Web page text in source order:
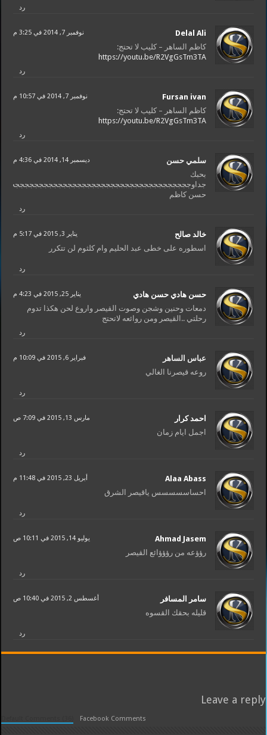
رد
Delal Ali نوفمبر 7, 2014 في 3:25 م
كاظم الساهر – كليب لا تحتج:
https://youtu.be/R2VgGsTm3TA
رد
Fursan ivan نوفمبر 7, 2014 في 10:57 م
كاظم الساهر – كليب لا تحتج:
https://youtu.be/R2VgGsTm3TA
رد
سلمي حسن ديسمبر 14, 2014 في 4:36 م
بحبك
حسن كاظم
رد
خالد صالح يناير 3, 2015 في 5:17 م
اسطوره على خطى عبد الحليم وام كلثوم لن تتكرر
رد
حسن هادي حسن هادي يناير 25, 2015 في 4:23 م
دمعات وحنين وشجن وصوت القيصر واروع لحن هكذا تدوم
رحلتي ..القيصر ومن روائعه لاتحتج
رد
عباس الساهر فبراير 6, 2015 في 10:09 م
روعه قيصرنا الغالي
رد
احمد كرار مارس 13, 2015 في 7:09 ص
اجمل ايام زمان
رد
Alaa Abass أبريل 23, 2015 في 11:48 م
احساسسسسس ياقيصر الشرق
رد
Ahmad Jasem يوليو 14, 2015 في 10:11 ص
رؤؤعه من رؤؤؤائع القيصر
رد
سامر المسافر أغسطس 2, 2015 في 10:40 ص
قليله بحقك القسوه
رد
Leave a reply
Facebook Comments